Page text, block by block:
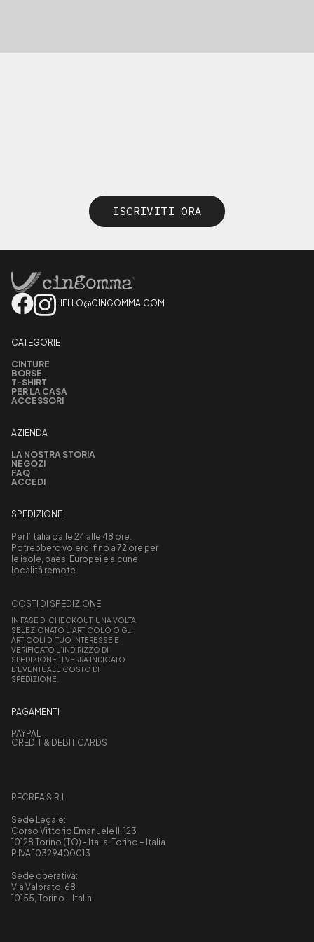
ISCRIVITI ORA
HELLO@CINGOMMA.COM
CATEGORIE
CINTURE
BORSE
T-SHIRT
PER LA CASA
ACCESSORI
AZIENDA
LA NOSTRA STORIA
NEGOZI
FAQ
ACCEDI
SPEDIZIONE
Per l’Italia dalle 24 alle 48 ore.
Potrebbero volerci fino a 72 ore per
le isole, paesi Europei e alcune
località remote.
COSTI DI SPEDIZIONE
IN FASE DI CHECKOUT, UNA VOLTA
SELEZIONATO L’ARTICOLO O GLI
ARTICOLI DI TUO INTERESSE E
VERIFICATO L’INDIRIZZO DI
SPEDIZIONE TI VERRÀ INDICATO
L’EVENTUALE COSTO DI
SPEDIZIONE.
PAGAMENTI
PAYPAL
CREDIT & DEBIT CARDS
RECREA S.R.L
Sede Legale:
Corso Vittorio Emanuele II, 123
10128 Torino (TO) - Italia, Torino – Italia
P.IVA 10329400013
Sede operativa:
Via Valprato, 68
10155, Torino – Italia